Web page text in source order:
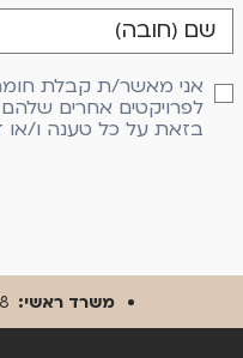
אני מאשר/ת קבלת
לפרויקטים אחרים
בזאת על כל טענה ו/או
משרד ראשי: